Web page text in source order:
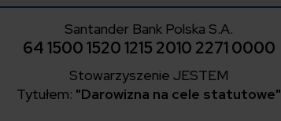
Santander Bank Polska S.A.
64 1500 1520 1215 2010 2271 0000
Stowarzyszenie JESTEM
Tytułem: "Darowizna na cele statutowe"